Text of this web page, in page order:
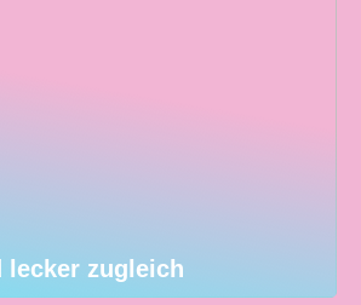
lecker zugleich